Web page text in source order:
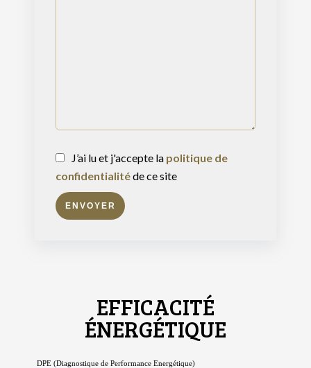
J’ai lu et j'accepte la politique de
confidentialitéde ce site
ENVOYER
EFFICACITÉ
ÉNERGÉTIQUE
DPE (Diagnostique de Performance Energétique)